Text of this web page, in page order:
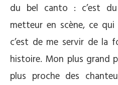
du bel canto : c’est
metteur en scène, ce
c’est de me servir de la
histoire. Mon plus grand
plus proche des